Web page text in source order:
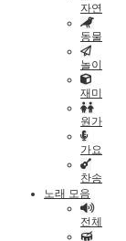
자연
동물
놀이
재미
원가
가요
찬송
노래 모음
전체